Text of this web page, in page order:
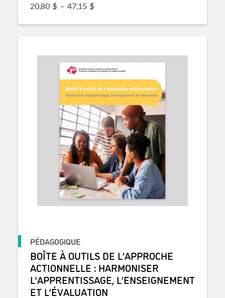
20,80 $ – 47,15 $
PÉDAGOGIQUE
BOÎTE À OUTILS DE L’APPROCHE
ACTIONNELLE : HARMONISER
L’APPRENTISSAGE, L’ENSEIGNEMENT
ET L’ÉVALUATION